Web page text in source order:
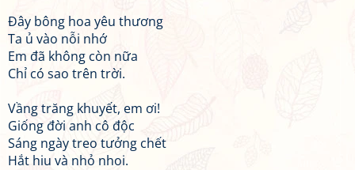
Đây bông hoa yêu thương
Ta ủ vào nỗi nhớ
Em đã không còn nữa
Chỉ có sao trên trời.
Vầng trăng khuyết, em ơi!
Giống đời anh cô độc
Sáng ngày treo tưởng chết
Hắt hiu và nhỏ nhoi.